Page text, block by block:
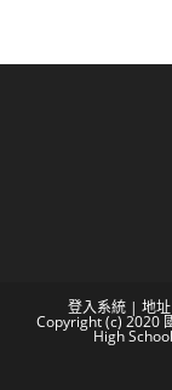
登入系統 | 地
Copyright (c) 2020
High